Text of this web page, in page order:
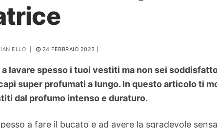
PIANTE
Ortaggio
24 FEBBRAIO 2023
lavare spesso i tuoi vestiti ma non sei
super profumati a lungo. In questo articolo ti
dal profumo intenso e duraturo.
a fare il bucato e ad avere la sgradevole